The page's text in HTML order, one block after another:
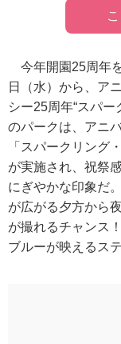
今年開園25周年
日（水）から、ア
シー25周年“スパ
のパークは、アニ
「スパークリング
が実施され、祝祭
にぎやかな印象だ
が広がる夕方から
が撮れるチャンス
ブルーが映えるス